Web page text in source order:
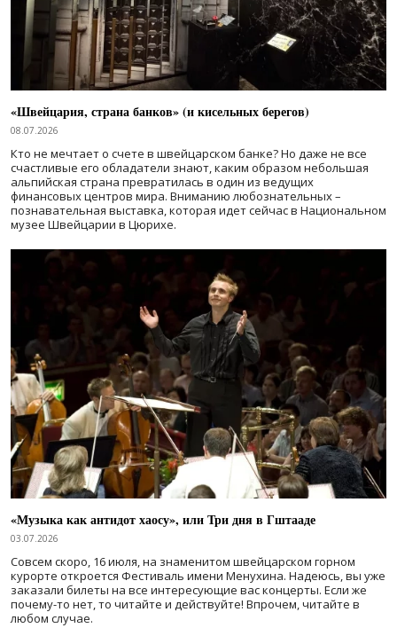
«Швейцария, страна банков» (и кисельных берегов)
08.07.2026
Кто не мечтает о счете в швейцарском банке? Но даже не все
счастливые его обладатели знают, каким образом небольшая
альпийская страна превратилась в один из ведущих
финансовых центров мира. Вниманию любознательных –
познавательная выставка, которая идет сейчас в Национальном
музее Швейцарии в Цюрихе.
«Музыка как антидот хаосу», или Три дня в Гштааде
03.07.2026
Совсем скоро, 16 июля, на знаменитом швейцарском горном
курорте откроется Фестиваль имени Менухина. Надеюсь, вы уже
заказали билеты на все интересующие вас концерты. Если же
почему-то нет, то читайте и действуйте! Впрочем, читайте в
любом случае.